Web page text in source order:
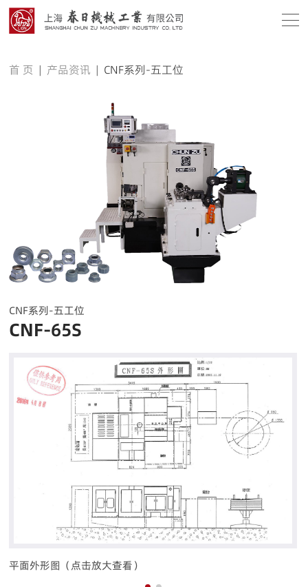
首 页 | 产品资讯 | CNF系列-五工位
CNF系列-五工位
CNF-65S
平面地基图（点击放大查看）